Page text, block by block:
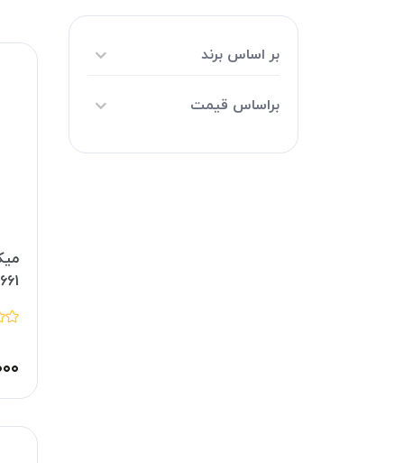
بر اساس برند
براساس قیمت